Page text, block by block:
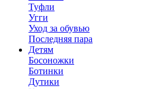
Туфли
Угги
Уход за обувью
Последняя пара
Детям
Босоножки
Ботинки
Дутики